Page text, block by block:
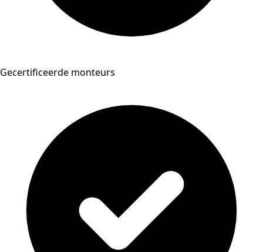
Gecertificeerde monteurs